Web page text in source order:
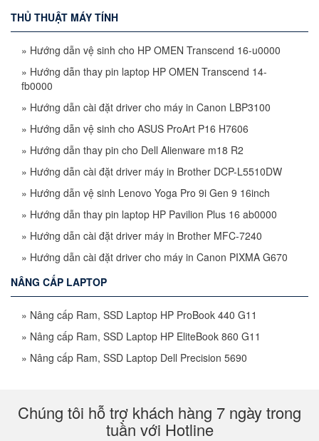
THỦ THUẬT MÁY TÍNH
» Hướng dẫn vệ sinh cho HP OMEN Transcend 16-u0000
» Hướng dẫn thay pin laptop HP OMEN Transcend 14-
fb0000
» Hướng dẫn cài đặt driver cho máy in Canon LBP3100
» Hướng dẫn vệ sinh cho ASUS ProArt P16 H7606
» Hướng dẫn thay pin cho Dell Alienware m18 R2
» Hướng dẫn cài đặt driver máy in Brother DCP-L5510DW
» Hướng dẫn vệ sinh Lenovo Yoga Pro 9i Gen 9 16inch
» Hướng dẫn thay pin laptop HP Pavilion Plus 16 ab0000
» Hướng dẫn cài đặt driver máy in Brother MFC-7240
» Hướng dẫn cài đặt driver cho máy in Canon PIXMA G670
NÂNG CẤP LAPTOP
» Nâng cấp Ram, SSD Laptop HP ProBook 440 G11
» Nâng cấp Ram, SSD Laptop HP EliteBook 860 G11
» Nâng cấp Ram, SSD Laptop Dell Precision 5690
Chúng tôi hỗ trợ khách hàng 7 ngày trong
tuần với Hotline